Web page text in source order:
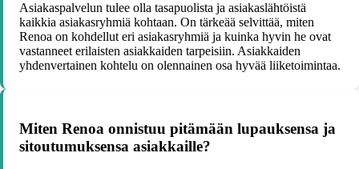
Asiakaspalvelun tulee olla tasapuolista ja asiakaslähtöistä
kaikkia asiakasryhmiä kohtaan. On tärkeää selvittää, miten
Renoa on kohdellut eri asiakasryhmiä ja kuinka hyvin he ovat
vastanneet erilaisten asiakkaiden tarpeisiin. Asiakkaiden
yhdenvertainen kohtelu on olennainen osa hyvää liiketoimintaa.
Miten Renoa onnistuu pitämään lupauksensa ja
sitoutumuksensa asiakkaille?